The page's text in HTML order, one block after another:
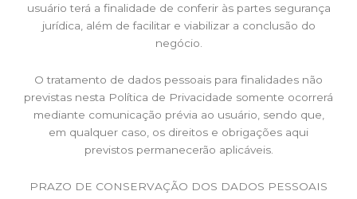
usuário terá a finalidade de conferir às partes segurança
jurídica, além de facilitar e viabilizar a conclusão do
negócio.
O tratamento de dados pessoais para finalidades não
previstas nesta Política de Privacidade somente ocorrerá
mediante comunicação prévia ao usuário, sendo que,
em qualquer caso, os direitos e obrigações aqui
previstos permanecerão aplicáveis.
PRAZO DE CONSERVAÇÃO DOS DADOS PESSOAIS